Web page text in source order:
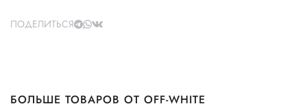
ПОДЕЛИТЬСЯ
БОЛЬШЕ ТОВАРОВ ОТ OFF-WHITE